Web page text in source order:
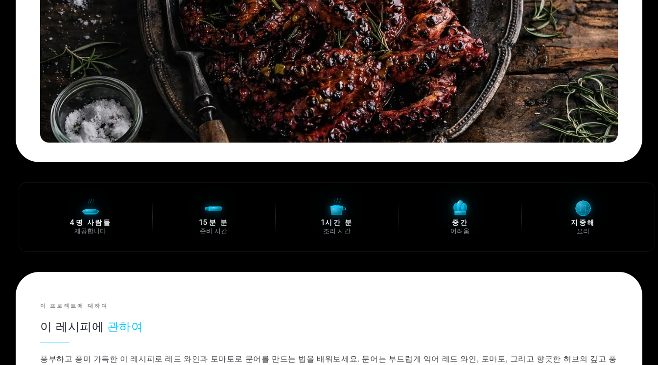
4명 사람들
제공합니다
15분 분
준비 시간
1시간 분
조리 시간
중간
어려움
지중해
요리
이 프로젝트에 대하여
이 레시피에관하여
풍부하고 풍미 가득한 이 레시피로 레드 와인과 토마토로 문어를 만드는 법을 배워보세요. 문어는 부드럽게 익어 레드 와인, 토마토, 그리고 향긋한 허브의 깊고 풍